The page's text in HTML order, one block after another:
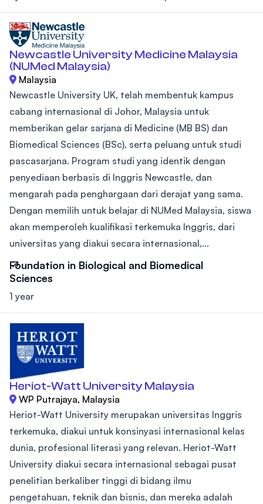
Newcastle University Medicine Malaysia
(NUMed Malaysia)
Malaysia
Newcastle University UK, telah membentuk kampus
cabang internasional di Johor, Malaysia untuk
memberikan gelar sarjana di Medicine (MB BS) dan
Biomedical Sciences (BSc), serta peluang untuk studi
pascasarjana. Program studi yang identik dengan
penyediaan berbasis di Inggris Newcastle, dan
mengarah pada penghargaan dari derajat yang sama.
Dengan memilih untuk belajar di NUMed Malaysia, siswa
akan memperoleh kualifikasi terkemuka Inggris, dari
universitas yang diakui secara internasional,...
Foundation in Biological and Biomedical
Sciences
1 year
Heriot-Watt University Malaysia
WP Putrajaya, Malaysia
Heriot-Watt University merupakan universitas Inggris
terkemuka, diakui untuk konsinyasi internasional kelas
dunia, profesional literasi yang relevan. Heriot-Watt
University diakui secara internasional sebagai pusat
penelitian berkaliber tinggi di bidang ilmu
pengetahuan, teknik dan bisnis, dan mereka adalah